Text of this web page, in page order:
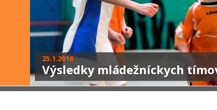
25.1.2016
Výsledky mládežníckych